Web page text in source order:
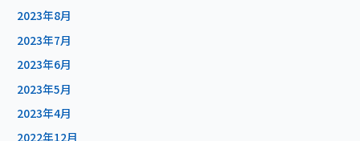
2023年8月
2023年7月
2023年6月
2023年5月
2023年4月
2022年12月